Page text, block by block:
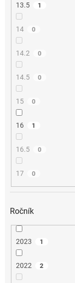
13.5 1
14 0
14.2 0
14.5 0
15 0
16 1
16.5 0
17 0
Ročník
2023 1
2022 2